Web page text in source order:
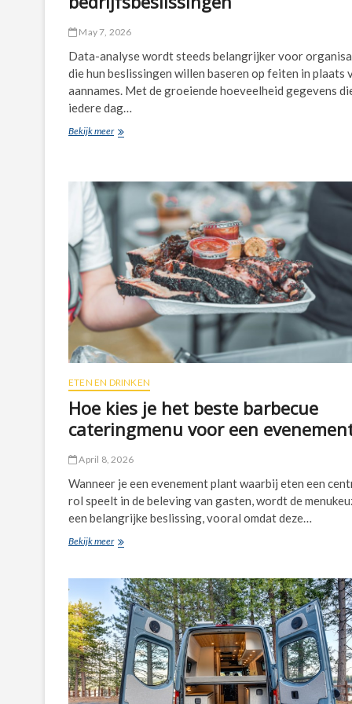
May 7, 2026
Data-analyse wordt steeds belangrijker voor
die hun beslissingen willen baseren op feiten in plaats
aannames. Met de groeiende hoeveelheid gegevens
iedere dag…
Bekijk meerData-
tot
betere
bedrijfsbeslissingen
ETEN EN DRINKEN
Hoe kies je het beste barbecue
cateringmenu voor een
April 8, 2026
Wanneer je een evenement plant waarbij eten een
rol speelt in de beleving van gasten, wordt de
een belangrijke beslissing, vooral omdat deze…
Bekijk meerHoe
het
beste
barbecue
cateringmenu
voor
een
evenement